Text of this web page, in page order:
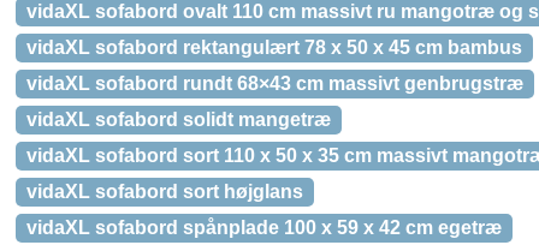
vidaXL sofabord ovalt 110 cm massivt ru mangotræ og
vidaXL sofabord rektangulært 78 x 50 x 45 cm bambus
vidaXL sofabord rundt 68×43 cm massivt genbrugstræ
vidaXL sofabord solidt mangetræ
vidaXL sofabord sort 110 x 50 x 35 cm massivt
vidaXL sofabord sort højglans
vidaXL sofabord spånplade 100 x 59 x 42 cm egetræ